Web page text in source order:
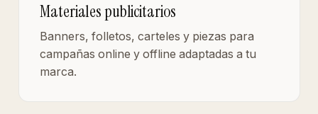
Materiales publicitarios
Banners, folletos, carteles y piezas para
campañas online y offline adaptadas a tu
marca.